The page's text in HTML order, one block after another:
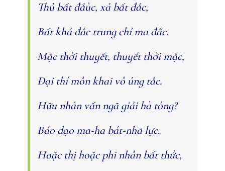
Thủ bất đắùc, xả bất đắc,
Bất khả đắc trung chỉ ma đắc.
Mặc thời thuyết, thuyết thời mặc,
Ðại thí môn khai vô ủng tắc.
Hữu nhân vấn ngã giải hà tông?
Báo đạo ma-ha bát-nhã lực.
Hoặc thị hoặc phi nhân bất thức,